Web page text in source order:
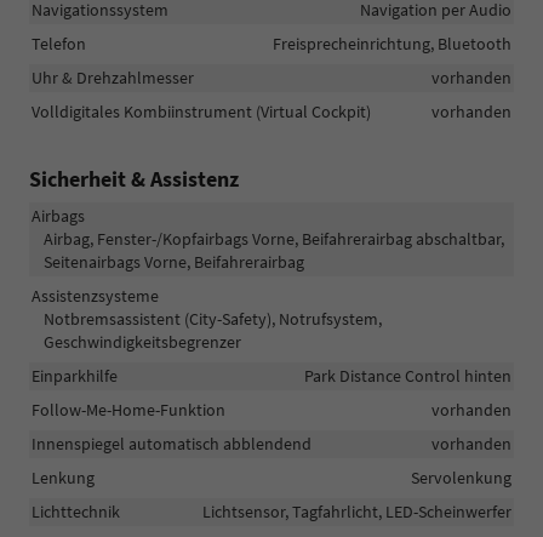
Navigationssystem
Navigation per Audio
Telefon
Freisprecheinrichtung, Bluetooth
Uhr & Drehzahlmesser
vorhanden
Volldigitales Kombiinstrument (Virtual Cockpit)
vorhanden
Sicherheit & Assistenz
Airbags
Airbag, Fenster-/Kopfairbags Vorne, Beifahrerairbag abschaltbar,
Seitenairbags Vorne, Beifahrerairbag
Assistenzsysteme
Notbremsassistent (City-Safety), Notrufsystem,
Geschwindigkeitsbegrenzer
Einparkhilfe
Park Distance Control hinten
Follow-Me-Home-Funktion
vorhanden
Innenspiegel automatisch abblendend
vorhanden
Lenkung
Servolenkung
Lichttechnik
Lichtsensor, Tagfahrlicht, LED-Scheinwerfer